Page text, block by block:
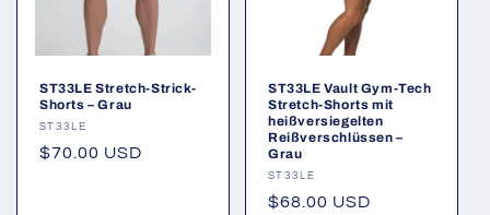
ST33LE Stretch-Strick-
Shorts – Grau
Anbieter:
ST33LE
Normaler
$70.00 USD
ST33LE Vault Gym-Tech
Stretch-Shorts mit
heißversiegelten
Reißverschlüssen –
Grau
Anbieter:
ST33LE
Normaler
$68.00 USD